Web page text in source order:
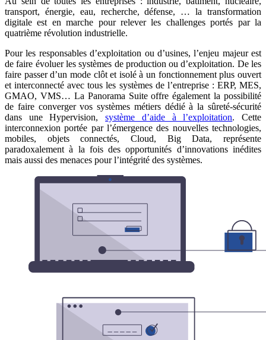
transport, énergie, eau, recherche, défense, … la transformation
digitale est en marche pour relever les challenges portés par la
quatrième révolution industrielle.
Pour les responsables d’exploitation ou d’usines, l’enjeu majeur est
de faire évoluer les systèmes de production ou d’exploitation. De les
faire passer d’un mode clôt et isolé à un fonctionnement plus ouvert
et interconnecté avec tous les systèmes de l’entreprise : ERP, MES,
GMAO, VMS… La Panorama Suite offre également la possibilité
de faire converger vos systèmes métiers dédié à la sûreté-sécurité
dans une Hypervision,système d’aide à l’exploitation. Cette
interconnexion portée par l’émergence des nouvelles technologies,
mobiles, objets connectés, Cloud, Big Data, représente
paradoxalement à la fois des opportunités d’innovations inédites
mais aussi des menaces pour l’intégrité des systèmes.